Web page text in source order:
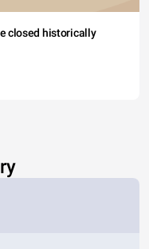
closed historically